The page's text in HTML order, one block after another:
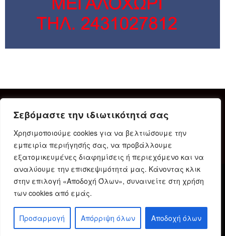
Σεβόμαστε την ιδιωτικότητά σας
Χρησιμοποιούμε cookies για να βελτιώσουμε την
εμπειρία περιήγησής σας, να προβάλλουμε
εξατομικευμένες διαφημίσεις ή περιεχόμενο και να
αναλύουμε την επισκεψιμότητά μας. Κάνοντας κλικ
στην επιλογή «Αποδοχή Όλων», συναινείτε στη χρήση
των cookies από εμάς.
Προσαρμογή Απόρριψη όλων Αποδοχή όλων
Δήλωση Συμμόρφωσης Ταυτότητα
Όροι χρήσης
Πολιτική προστασίας προσωπικών δεδομένων
Πολιτική Cookies
© 2023 Karditsain.gr